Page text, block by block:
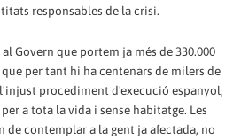
responsables de la crisi.
Govern que portem ja més de 330.000
per tant hi ha centenars de milers de
procediment d'execució espanyol,
a tota la vida i sense habitatge. Les
de contemplar a la gent ja afectada, no